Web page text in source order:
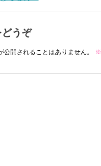
どうぞ
公開されることはありません。 ※